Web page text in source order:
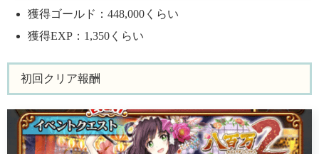
獲得ゴールド：448,000くらい
獲得EXP：1,350くらい
初回クリア報酬